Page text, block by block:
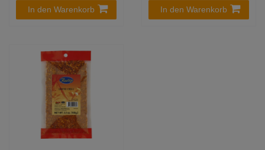
In den Warenkorb In den Warenkorb